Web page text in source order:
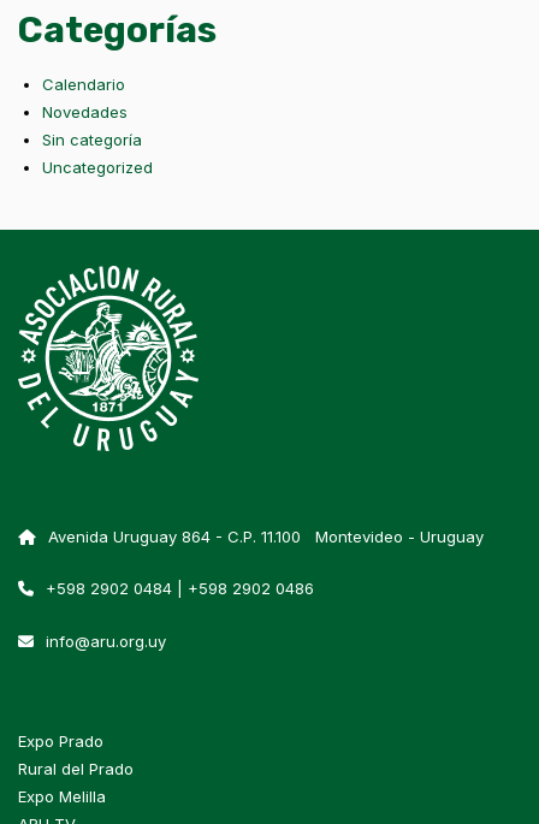
Categorías
Calendario
Novedades
Sin categoría
Uncategorized
Avenida Uruguay 864 - C.P. 11.100 Montevideo - Uruguay
+598 2902 0484 | +598 2902 0486
info@aru.org.uy
Expo Prado
Rural del Prado
Expo Melilla